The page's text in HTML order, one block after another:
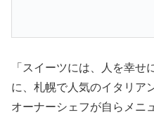
「スイーツには、人を幸
に、札幌で人気のイタリア
オーナーシェフが自らメニ